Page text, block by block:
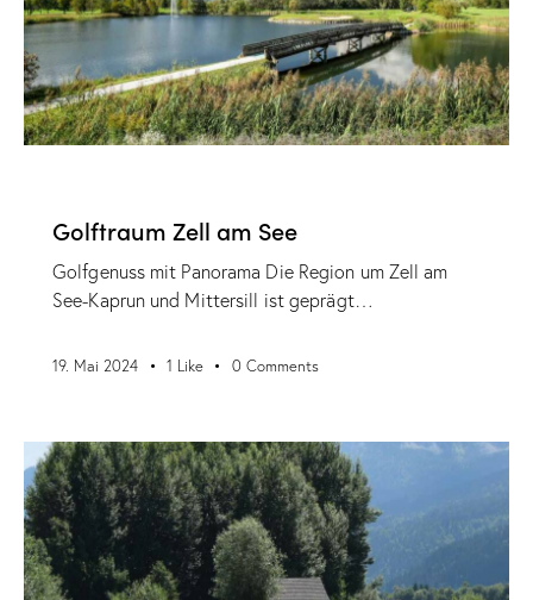
Golftraum Zell am See
Golfgenuss mit Panorama Die Region um Zell am
See-Kaprun und Mittersill ist geprägt…
19. Mai 2024 1 Like 0 Comments